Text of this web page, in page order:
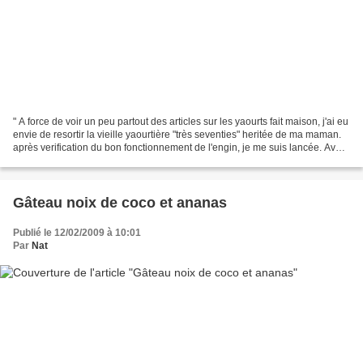
" A force de voir un peu partout des articles sur les yaourts fait maison, j'ai eu
envie de resortir la vieille yaourtière "très seventies" heritée de ma maman.
après verification du bon fonctionnement de l'engin, je me suis lancée. Avant
Gâteau noix de coco et ananas
Publié le 12/02/2009 à 10:01
Par Nat